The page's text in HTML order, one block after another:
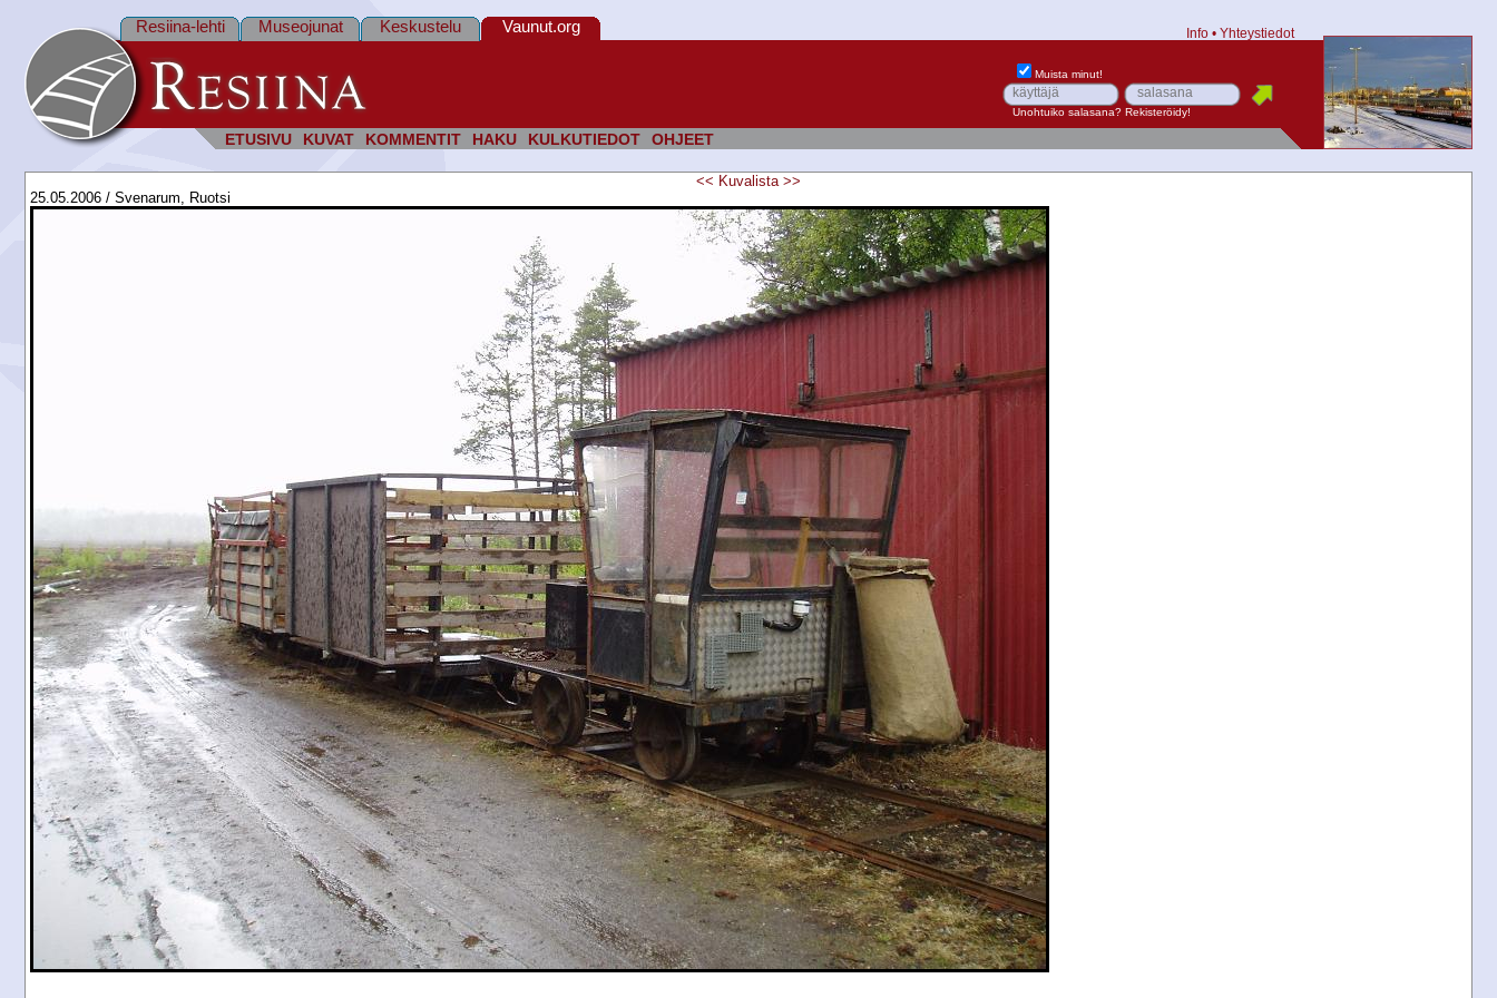
ETUSIVU KUVAT KOMMENTIT HAKU KULKUTIEDOT OHJEET
Resiina-lehti Museojunat Keskustelu Vaunut.org Info • Yhteystiedot
Muista minut!
Unohtuiko salasana? Rekisteröidy!
<< Kuvalista >>
25.05.2006 / Svenarum, Ruotsi